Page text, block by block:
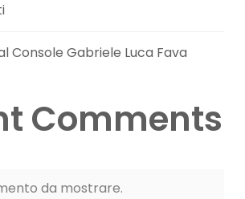
Console Gabriele Luca Fava
Comments
da mostrare.